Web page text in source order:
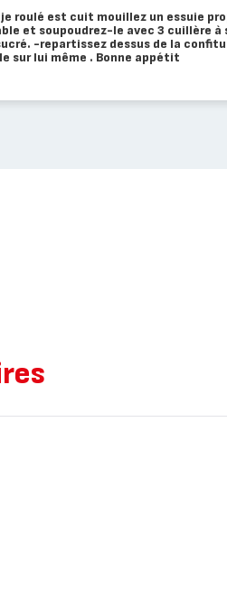
roulé est cuit mouillez un essuie
et soupoudrez-le avec 3 cuillère à
-repartissez dessus de la
sur lui même . Bonne appétit